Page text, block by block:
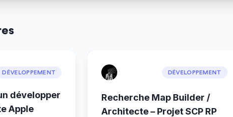
DÉVELOPPEMENT
développer
Apple
DÉVELOPPEMENT
Recherche Map Builder /
Architecte – Projet SCP RP